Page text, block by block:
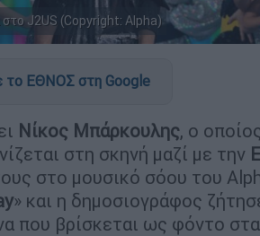
J2US (Copyright: Alpha)
το ΕΘΝΟΣ στη Google
Νίκος Μπάρκουλης, ο
στη σκηνή μαζί με την
στο μουσικό σόου του
» και η δημοσιογράφος
που βρίσκεται ως φόντο